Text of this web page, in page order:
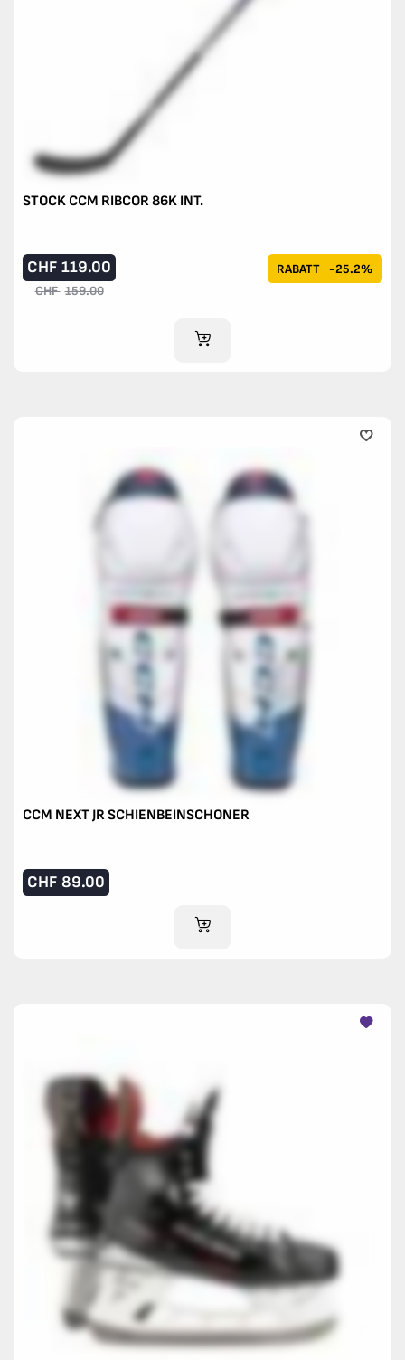
STOCK CCM RIBCOR 86K INT.
RABATT -25.2%
CHF 119.00
CHF 159.00
IM WARENKORB
CCM NEXT JR SCHIENBEINSCHONER
CHF 89.00
IM WARENKORB